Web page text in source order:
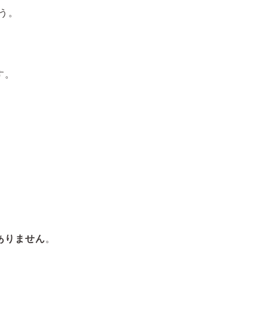
。
りません。